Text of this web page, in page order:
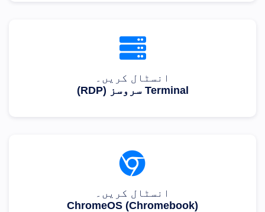
انسٹال کریں۔
Terminal سروسز (RDP)
انسٹال کریں۔
ChromeOS (Chromebook)